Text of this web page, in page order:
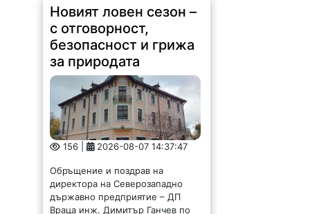
Новият ловен сезон –
с отговорност,
безопасност и грижа
за природата
156 | 2026-08-07 14:37:47
Обръщение и поздрав на
директора на Северозападно
държавно предприятие – ДП
Враца инж. Димитър Ганчев по